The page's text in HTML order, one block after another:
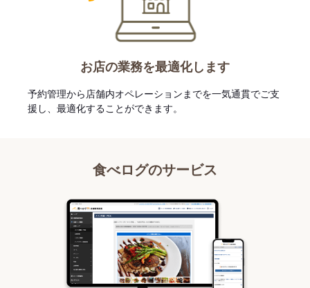
お店の業務を最適化します
予約管理から店舗内オペレーションまでを一気通貫でご支
援し、最適化することができます。
食べログのサービス